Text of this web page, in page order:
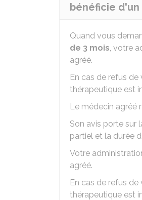
bénéficie
Quand vous
de 3 mois, votre
agréé.
En cas de refus
thérapeutique est
Le médecin agréé
Son avis porte sur
partiel et la durée
Votre
agréé.
En cas de refus
thérapeutique est